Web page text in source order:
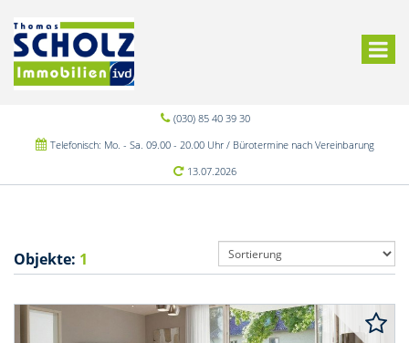
(030) 85 40 39 30
Telefonisch: Mo. - Sa. 09.00 - 20.00 Uhr / Bürotermine nach Vereinbarung
13.07.2026
Objekte: 1